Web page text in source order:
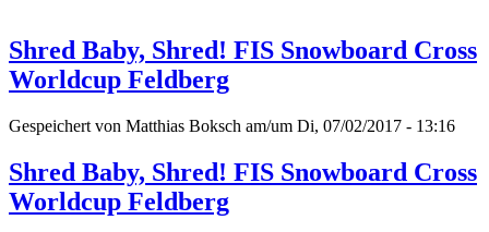
Shred Baby, Shred! FIS Snowboard Cross
Worldcup Feldberg
Gespeichert von Matthias Boksch am/um Di, 07/02/2017 - 13:16
Shred Baby, Shred! FIS Snowboard Cross
Worldcup Feldberg